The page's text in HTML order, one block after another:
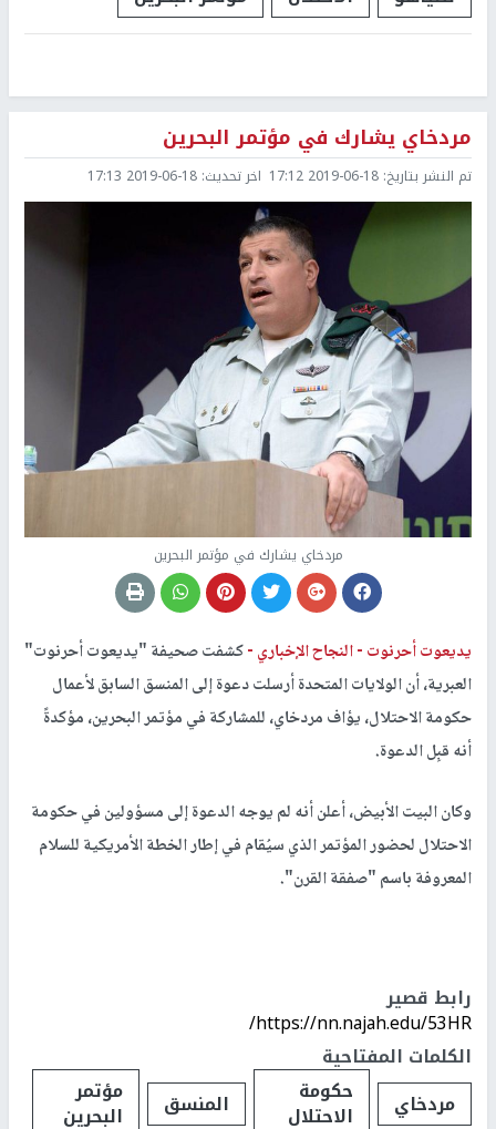
مردخاي يشارك في مؤتمر البحرين
تم النشر بتاريخ: 2019-06-18 17:12 اخر تحديث: 2019-06-18 17:13
مردخاي يشارك في مؤتمر البحرين
يديعوت أحرنوت -النجاح الإخباري -كشفت صحيفة "يديعوت أحرنوت"
العبرية، أن الولايات المتحدة أرسلت دعوة إلى المنسق السابق لأعمال
حكومة الاحتلال، يؤاف مردخاي، للمشاركة في مؤتمر البحرين، مؤكدةً
أنه قبِل الدعوة.
وكان البيت الأبيض، أعلن أنه لم يوجه الدعوة إلى مسؤولين في حكومة
الاحتلال لحضور المؤتمر الذي سيُقام في إطار الخطة الأمريكية للسلام
المعروفة باسم "صفقة القرن".
رابط قصير
https://nn.najah.edu/53HR/
الكلمات المفتاحية
مردخاي
حكومة
الاحتلال المنسق مؤتمر
البحرين